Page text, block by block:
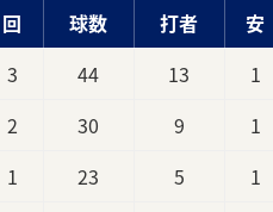
回 球数 打者 安
3 44 13 1
2 30 9 1
1 23 5 1